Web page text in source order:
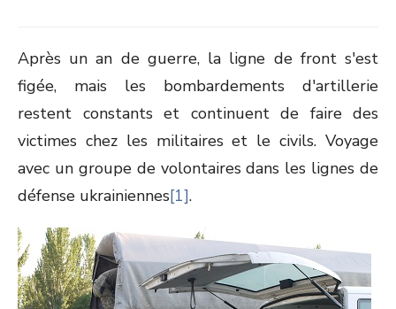
Après un an de guerre, la ligne de front s'est
figée, mais les bombardements d'artillerie
restent constants et continuent de faire des
victimes chez les militaires et le civils. Voyage
avec un groupe de volontaires dans les lignes de
défense ukrainiennes[1].